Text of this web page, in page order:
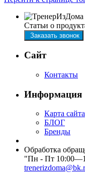
Статьи о
Заказать звонок
Сайт
Контакты
Информация
Карта сайта
БЛОГ
Бренды
Обработка
"Пн - Пт